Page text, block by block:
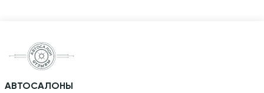
АВТОСАЛОНЫ